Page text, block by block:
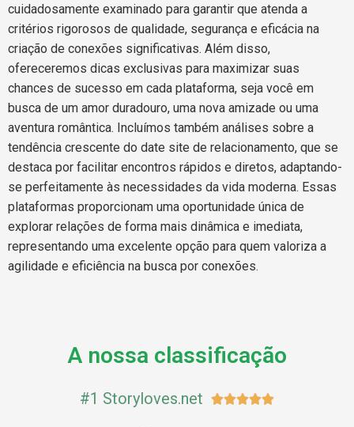
cuidadosamente examinado para garantir que atenda a
critérios rigorosos de qualidade, segurança e eficácia na
criação de conexões significativas. Além disso,
ofereceremos dicas exclusivas para maximizar suas
chances de sucesso em cada plataforma, seja você em
busca de um amor duradouro, uma nova amizade ou uma
aventura romântica. Incluímos também análises sobre a
tendência crescente do date site de relacionamento, que se
destaca por facilitar encontros rápidos e diretos, adaptando-
se perfeitamente às necessidades da vida moderna. Essas
plataformas proporcionam uma oportunidade única de
explorar relações de forma mais dinâmica e imediata,
representando uma excelente opção para quem valoriza a
agilidade e eficiência na busca por conexões.
A nossa classificação
#1 Storyloves.net 5